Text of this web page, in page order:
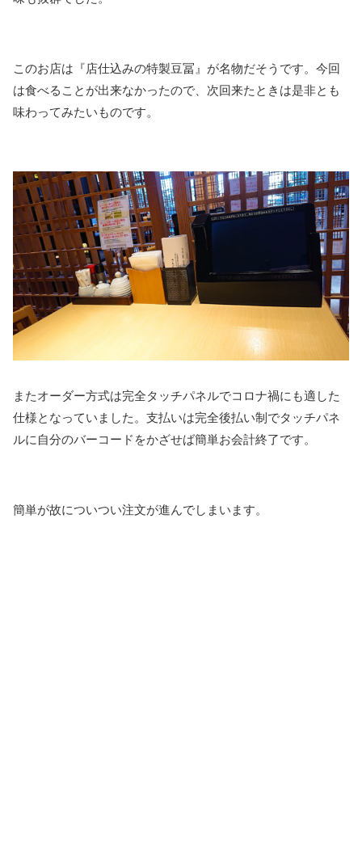
このお店は『店仕込みの特製豆冨』が名物だそうです。今回
は食べることが出来なかったので、次回来たときは是非とも
味わってみたいものです。
またオーダー方式は完全タッチパネルでコロナ禍にも適した
仕様となっていました。支払いは完全後払い制でタッチパネ
ルに自分のバーコードをかざせば簡単お会計終了です。
簡単が故についつい注文が進んでしまいます。